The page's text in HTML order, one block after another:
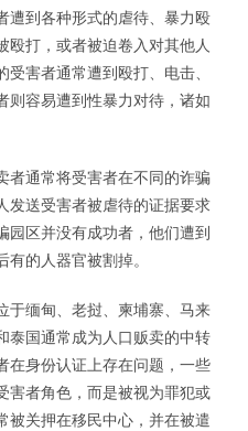
遭到各种形式的虐待、暴力殴
殴打，或者被迫卷入对其他人
害者通常遭到殴打、电击、
则容易遭到性暴力对待，诸如
者通常将受害者在不同的诈骗
发送受害者被虐待的证据要求
园区并没有成功者，他们遭到
的人器官被割掉。
于缅甸、老挝、柬埔寨、马来
泰国通常成为人口贩卖的中转
在身份认证上存在问题，一些
害者角色，而是被视为罪犯或
被关押在移民中心，并在被遣